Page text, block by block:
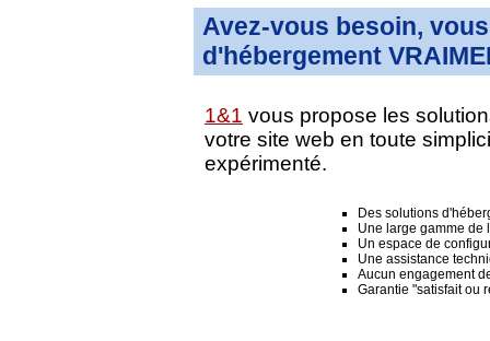
Avez-vous besoin,
d'hébergement
1&1 vous propose les
votre site web en toute
expérimenté.
Des solutions
Une large gamme de
Un espace de
Une assistance
Aucun engagement
Garantie "satisfait ou